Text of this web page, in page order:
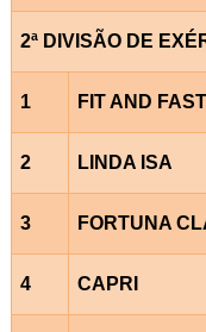
2ª DIVISÃO DE
1 FIT AND FAST
2 LINDA ISA
3 FORTUNA
4 CAPRI